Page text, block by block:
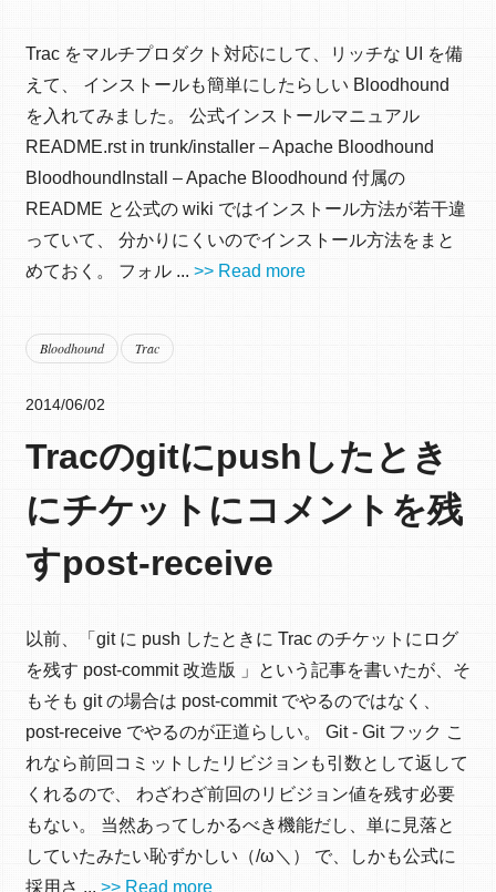
Trac をマルチプロダクト対応にして、リッチな UI を備
えて、 インストールも簡単にしたらしい Bloodhound
を入れてみました。 公式インストールマニュアル
README.rst in trunk/installer – Apache Bloodhound
BloodhoundInstall – Apache Bloodhound 付属の
README と公式の wiki ではインストール方法が若干違
っていて、 分かりにくいのでインストール方法をまと
めておく。 フォル ... >> Read more
Bloodhound Trac
2014/06/02
Tracのgitにpushしたとき
にチケットにコメントを残
すpost-receive
以前、「git に push したときに Trac のチケットにログ
を残す post-commit 改造版 」という記事を書いたが、そ
もそも git の場合は post-commit でやるのではなく、
post-receive でやるのが正道らしい。 Git - Git フック こ
れなら前回コミットしたリビジョンも引数として返して
くれるので、 わざわざ前回のリビジョン値を残す必要
もない。 当然あってしかるべき機能だし、単に見落と
していたみたい恥ずかしい（/ω＼） で、しかも公式に
採用さ ... >> Read more